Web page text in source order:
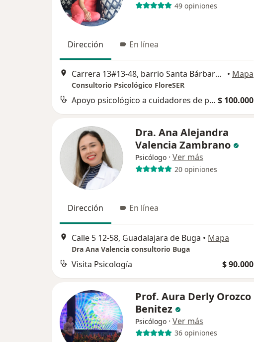
49 opiniones
Dirección En línea
Carrera 13#13-48, barrio Santa Bárbara, Buga • Mapa
Consultorio Psicológico FloreSER
Apoyo psicológico a cuidadores de personas dependientes $ 100.000
Dra. Ana Alejandra
Valencia Zambrano
Psicólogo · Ver más
20 opiniones
Dirección En línea
Calle 5 12-58, Guadalajara de Buga • Mapa
Dra Ana Valencia consultorio Buga
Visita Psicología $ 90.000
Prof. Aura Derly Orozco
Benitez
Psicólogo · Ver más
36 opiniones